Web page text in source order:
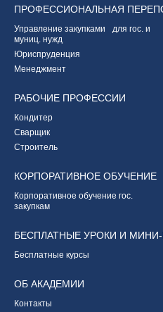
ПРОФЕССИОНАЛЬНАЯ
Управление закупками для гос. и
муниц. нужд
Юриспруденция
Менеджмент
РАБОЧИЕ ПРОФЕССИИ
Кондитер
Сварщик
Строитель
КОРПОРАТИВНОЕ ОБУЧЕНИЕ
Корпоративное обучение гос.
закупкам
БЕСПЛАТНЫЕ УРОКИ И
Бесплатные курсы
ОБ АКАДЕМИИ
Контакты